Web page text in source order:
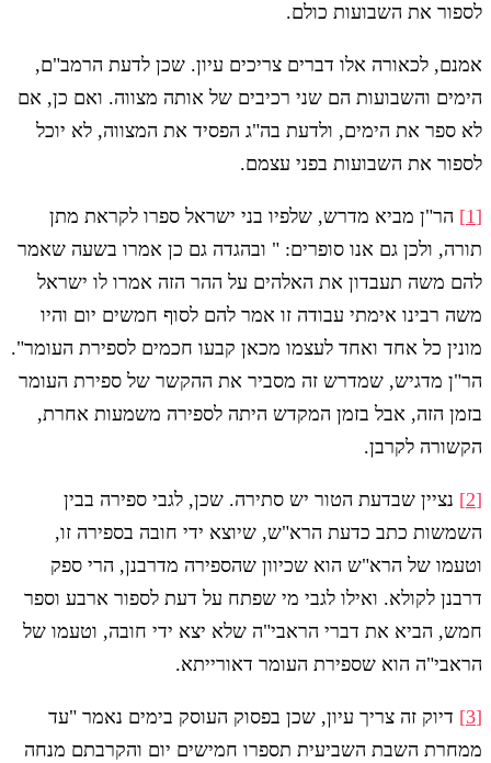
לספור את השבועות כולם.
אמנם, לכאורה אלו דברים צריכים עיון. שכן לדעת הרמב"ם,
הימים והשבועות הם שני רכיבים של אותה מצווה. ואם כן, אם
לא ספר את הימים, ולדעת בה"ג הפסיד את המצווה, לא יוכל
לספור את השבועות בפני עצמם.
[1]
הר"ן מביא מדרש, שלפיו בני ישראל ספרו לקראת מתן
תורה, ולכן גם אנו סופרים: " ובהגדה גם כן אמרו בשעה שאמר
להם משה תעבדון את האלהים על ההר הזה אמרו לו ישראל
משה רבינו אימתי עבודה זו אמר להם לסוף חמשים יום והיו
מונין כל אחד ואחד לעצמו מכאן קבעו חכמים לספירת העומר".
הר"ן מדגיש, שמדרש זה מסביר את ההקשר של ספירת העומר
בזמן הזה, אבל בזמן המקדש היתה לספירה משמעות אחרת,
הקשורה לקרבן.
[2]
נציין שבדעת הטור יש סתירה. שכן, לגבי ספירה בבין
השמשות כתב כדעת הרא"ש, שיוצא ידי חובה בספירה זו,
וטעמו של הרא"ש הוא שכיוון שהספירה מדרבנן, הרי ספק
דרבנן לקולא. ואילו לגבי מי שפתח על דעת לספור ארבע וספר
חמש, הביא את דברי הראבי"ה שלא יצא ידי חובה, וטעמו של
הראבי"ה הוא שספירת העומר דאורייתא.
[3]
דיוק זה צריך עיון, שכן בפסוק העוסק בימים נאמר "עד
ממחרת השבת השביעית תספרו חמישים יום והקרבתם מנחה